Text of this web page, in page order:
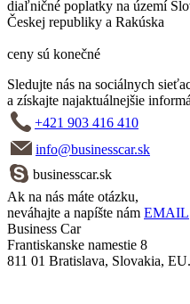
diaľničné poplatky na území
Českej republiky a Rakúska
ceny sú konečné
Sledujte nás na sociálnych
a získajte najaktuálnejšie
+421 903 416 410
info@businesscar.sk
businesscar.sk
Ak na nás máte otázku,
neváhajte a napíšte nám EMAIL
Business Car
Frantiskanske namestie 8
811 01 Bratislava, Slovakia, EU.